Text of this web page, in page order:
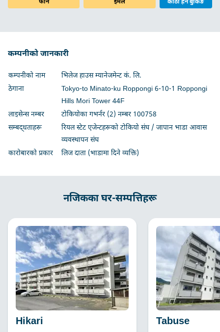
फोन इमेल कोठा हेर्ने बुकिङ
कम्पनीको जानकारी
कम्पनीको नाम
भिलेज हाउस म्यानेजमेन्ट कं. लि.
ठेगाना
Tokyo-to Minato-ku Roppongi 6-10-1 Roppongi
Hills Mori Tower 44F
लाइसेन्स नम्बर
टोकियोका गभर्नर (2) नम्बर 100758
सम्बद्धताहरू
रियल स्टेट एजेन्टहरूको टोकियो संघ / जापान भाडा आवास
व्यवस्थापन संघ
कारोबारको प्रकार
लिज दाता (भाडामा दिने व्यक्ति)
नजिकका घर-सम्पत्तिहरू
Hikari Tabuse